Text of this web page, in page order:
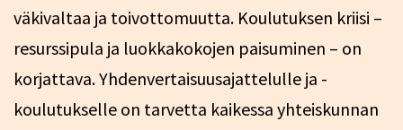
väkivaltaa ja toivottomuutta. Koulutuksen kriisi –
resurssipula ja luokkakokojen paisuminen – on
korjattava. Yhdenvertaisuusajattelulle ja -
koulutukselle on tarvetta kaikessa yhteiskunnan